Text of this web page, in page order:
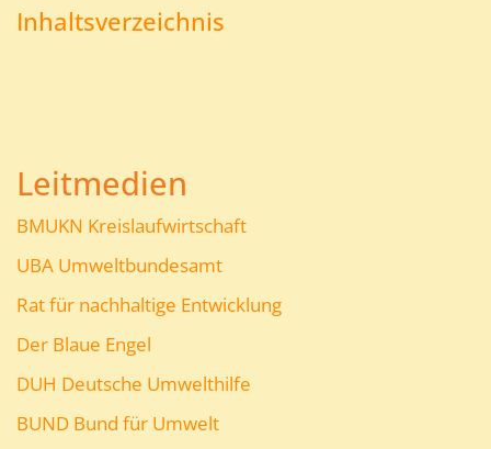
Inhaltsverzeichnis
Leitmedien
BMUKN Kreislaufwirtschaft
UBA Umweltbundesamt
Rat für nachhaltige Entwicklung
Der Blaue Engel
DUH Deutsche Umwelthilfe
BUND Bund für Umwelt